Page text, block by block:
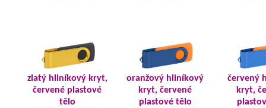
zlatý hliníkový kryt,
červené plastové
tělo
oranžový hliníkový
kryt, červené
plastové tělo
červený
kryt,